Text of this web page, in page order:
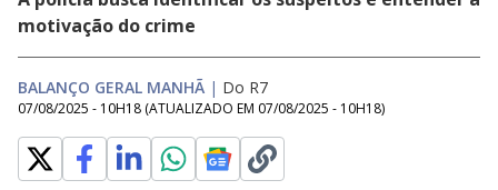
motivação do crime
BALANÇO GERAL MANHÃ | Do R7
07/08/2025 - 10H18 (ATUALIZADO EM 07/08/2025 - 10H18)